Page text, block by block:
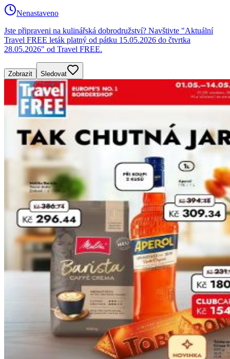
Nenastaveno
Jste připraveni na kulinářská dobrodružství? Navštivte "Aktuální
Travel FREE leták platný od pátku 15.05.2026 do čtvrtka
28.05.2026" od Travel FREE.
Zobrazit Sledovat